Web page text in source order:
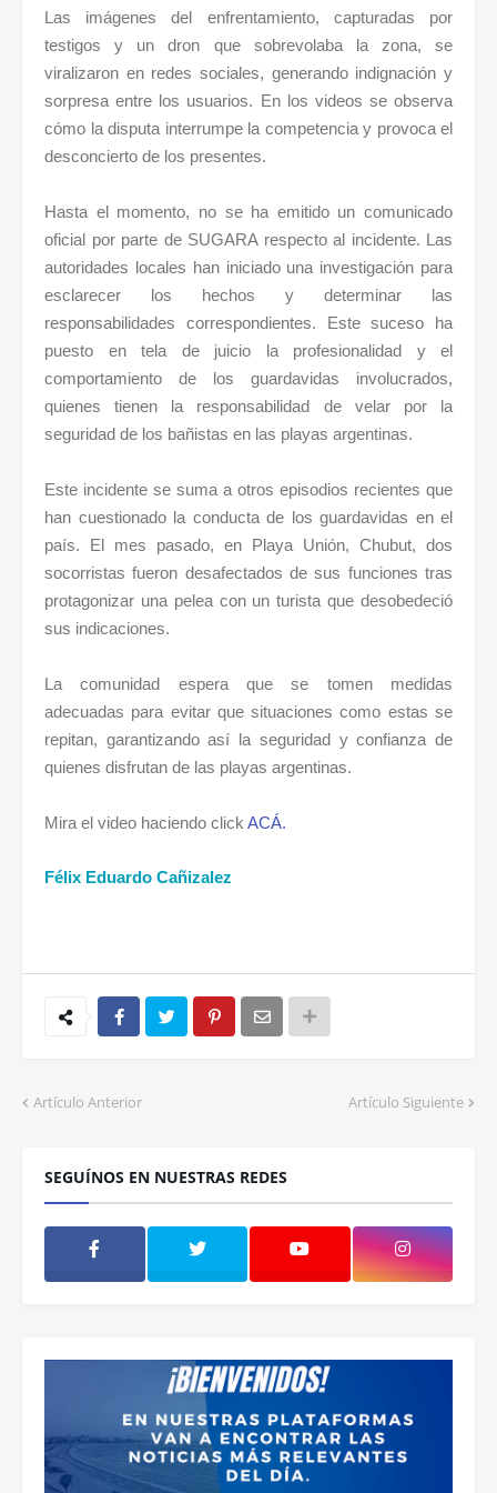
Las imágenes del enfrentamiento, capturadas por
testigos y un dron que sobrevolaba la zona, se
viralizaron en redes sociales, generando indignación y
sorpresa entre los usuarios. En los videos se observa
cómo la disputa interrumpe la competencia y provoca el
desconcierto de los presentes.
Hasta el momento, no se ha emitido un comunicado
oficial por parte de SUGARA respecto al incidente. Las
autoridades locales han iniciado una investigación para
esclarecer los hechos y determinar las
responsabilidades correspondientes. Este suceso ha
puesto en tela de juicio la profesionalidad y el
comportamiento de los guardavidas involucrados,
quienes tienen la responsabilidad de velar por la
seguridad de los bañistas en las playas argentinas.
Este incidente se suma a otros episodios recientes que
han cuestionado la conducta de los guardavidas en el
país. El mes pasado, en Playa Unión, Chubut, dos
socorristas fueron desafectados de sus funciones tras
protagonizar una pelea con un turista que desobedeció
sus indicaciones.
La comunidad espera que se tomen medidas
adecuadas para evitar que situaciones como estas se
repitan, garantizando así la seguridad y confianza de
quienes disfrutan de las playas argentinas.
Mira el video haciendo click ACÁ.
Félix Eduardo Cañizalez
Artículo Anterior Artículo Siguiente
SEGUÍNOS EN NUESTRAS REDES